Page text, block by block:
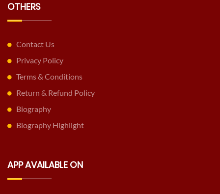
OTHERS
Contact Us
Privacy Policy
Terms & Conditions
Return & Refund Policy
Biography
Biography Highlight
APP AVAILABLE ON